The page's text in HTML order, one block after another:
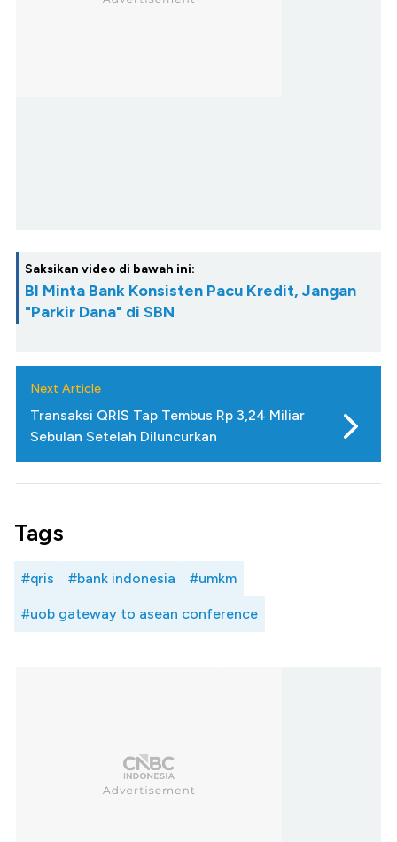
Saksikan video di bawah ini:
BI Minta Bank Konsisten Pacu Kredit, Jangan
"Parkir Dana" di SBN
Next Article
Transaksi QRIS Tap Tembus Rp 3,24 Miliar
Sebulan Setelah Diluncurkan
Tags
#qris #bank indonesia #umkm
#uob gateway to asean conference